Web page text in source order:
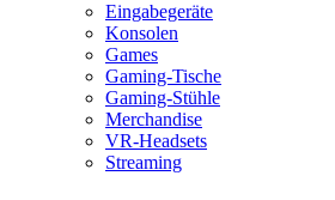
Eingabegeräte
Konsolen
Games
Gaming-Tische
Gaming-Stühle
Merchandise
VR-Headsets
Streaming